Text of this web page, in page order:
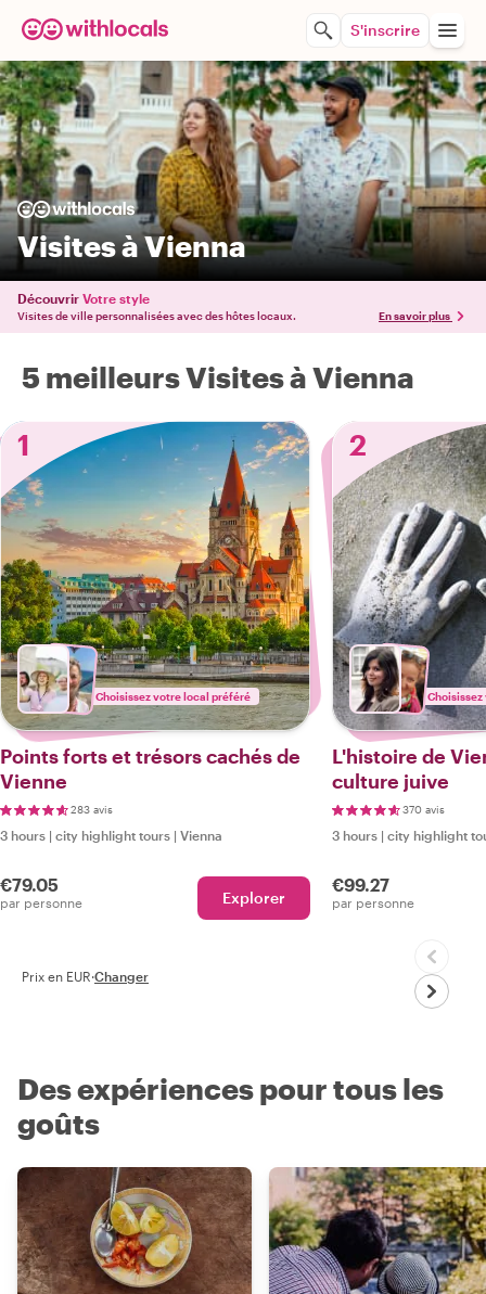
S'inscrire
Visites à Vienna
Découvrir Votre style
Visites de ville personnalisées avec des hôtes locaux. En savoir plus
5 meilleurs Visites à Vienna
1
Choisissez votre local préféré
Points forts et trésors cachés de
Vienne
283 avis
3 hours | city highlight tours | Vienna
€79.05
par personne Explorer
2
L'histoire de
culture juive
370 avis
3 hours | city highlight
€99.27
par personne
Prix en EUR·Changer
Des expériences pour tous les
goûts